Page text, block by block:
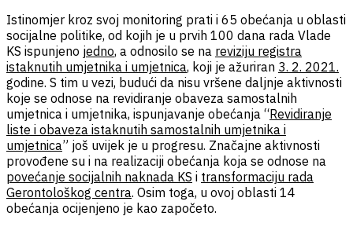
Istinomjer kroz svoj monitoring prati i 65 obećanja u oblasti
socijalne politike, od kojih je u prvih 100 dana rada Vlade
KS ispunjeno jedno, a odnosilo se na reviziju registra
istaknutih umjetnika i umjetnica, koji je ažuriran 3. 2. 2021.
godine. S tim u vezi, budući da nisu vršene daljnje aktivnosti
koje se odnose na revidiranje obaveza samostalnih
umjetnica i umjetnika, ispunjavanje obećanja “Revidiranje
liste i obaveza istaknutih samostalnih umjetnika i
umjetnica” još uvijek je u progresu. Značajne aktivnosti
provođene su i na realizaciji obećanja koja se odnose na
povećanje socijalnih naknada KS i transformaciju rada
Gerontološkog centra. Osim toga, u ovoj oblasti 14
obećanja ocijenjeno je kao započeto.